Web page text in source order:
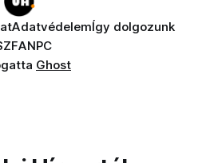
AdatvédelemÍgy dolgozunk
ANPC
Ghost